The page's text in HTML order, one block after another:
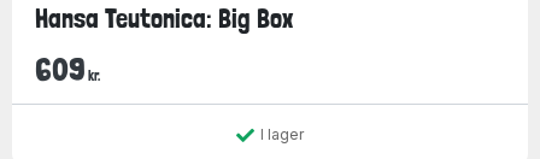
Hansa Teutonica: Big Box
609 kr.
I lager